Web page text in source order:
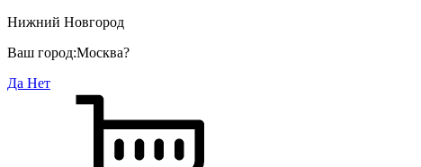
Нижний Новгород
Ваш город:Москва?
Да Нет